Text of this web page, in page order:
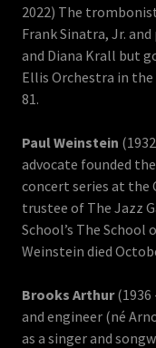
2022) The
Frank Sinatra, Jr.
and Diana Krall but
Ellis Orchestra in the
81.
Paul Weinstein
advocate founded
concert series at the
trustee of The Jazz
School’s The School
Weinstein died
Brooks Arthur(1936
and engineer (né
as a singer and